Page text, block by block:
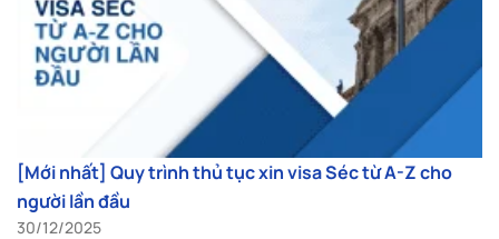
[Mới nhất] Quy trình thủ tục xin visa Séc từ A-Z cho
người lần đầu
30/12/2025